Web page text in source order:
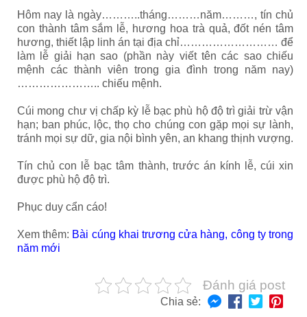
Hôm nay là ngày………..tháng………năm………, tín chủ
con thành tâm sắm lễ, hương hoa trà quả, đốt nén tâm
hương, thiết lập linh án tại địa chỉ……………………… để
làm lễ giải hạn sao (phần này viết tên các sao chiếu
mệnh các thành viên trong gia đình trong năm nay)
………………….. chiếu mệnh.
Cúi mong chư vị chấp kỳ lễ bạc phù hộ độ trì giải trừ vận
hạn; ban phúc, lộc, thọ cho chúng con gặp mọi sự lành,
tránh mọi sự dữ, gia nội bình yên, an khang thịnh vượng.
Tín chủ con lễ bạc tâm thành, trước án kính lễ, cúi xin
được phù hộ độ trì.
Phục duy cẩn cáo!
Xem thêm: Bài cúng khai trương cửa hàng, công ty trong
năm mới
Đánh giá post
Chia sẻ: